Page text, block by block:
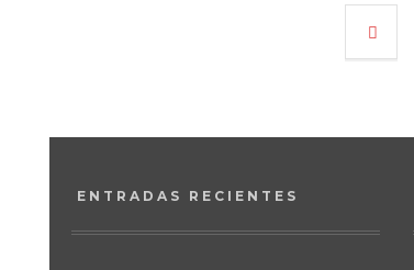
ENTRADAS RECIENTES